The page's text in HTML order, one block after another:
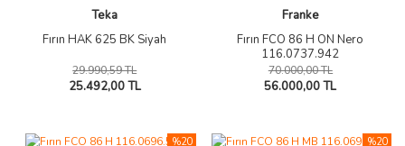
Teka
Fırın HAK 625 BK Siyah
29.990,59 TL
25.492,00 TL
Franke
Fırın FCO 86 H ON Nero
116.0737.942
70.000,00 TL
56.000,00 TL
%20 %20